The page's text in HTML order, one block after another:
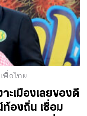
พื่อไทย
าะเมืองเลยของดี
องถิ่น เชื่อม